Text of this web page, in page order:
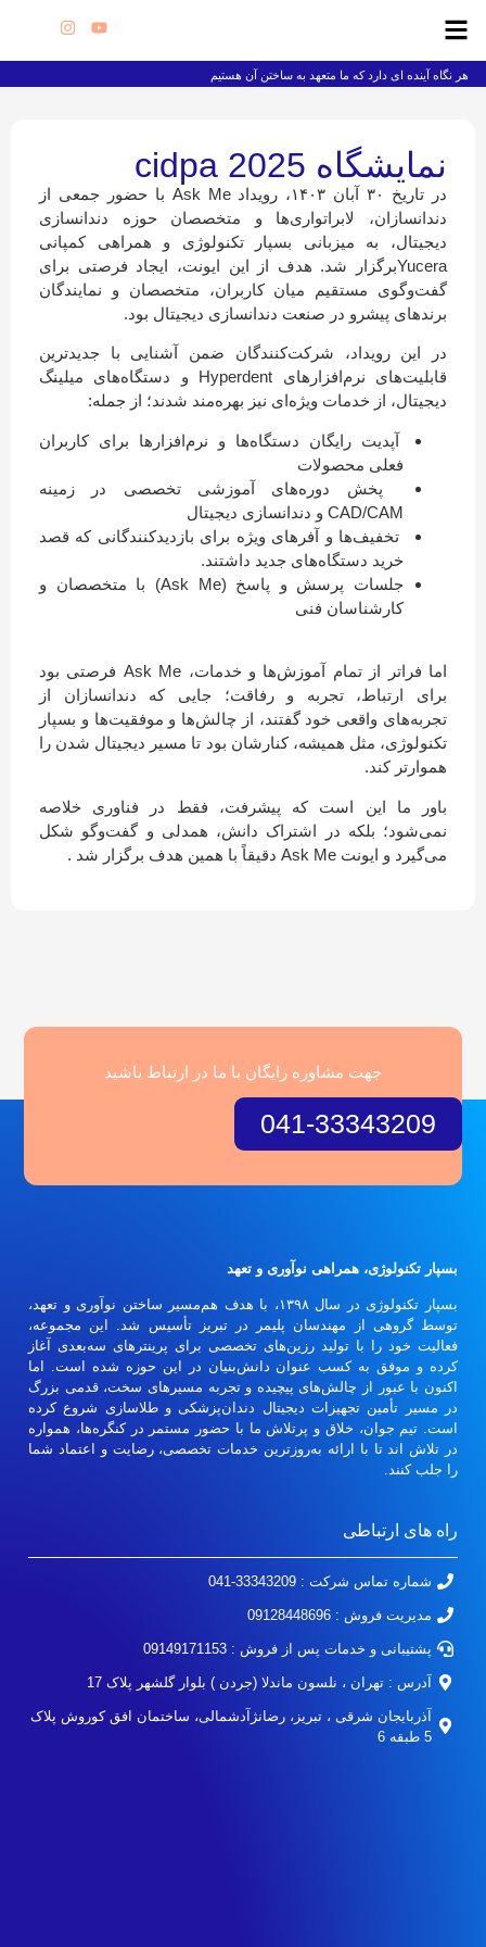
هر نگاه آینده ای دارد که ما متعهد به ساختن آن هستیم
نمایشگاه cidpa 2025
در تاریخ ۳۰ آبان ۱۴۰۳، رویداد Ask Me با حضور جمعی از
دندانسازان، لابراتواری‌ها و متخصصان حوزه دندانسازی
دیجیتال، به میزبانی بسپار تکنولوژی و همراهی کمپانی
Yuceraبرگزار شد. هدف از این ایونت، ایجاد فرصتی برای
گفت‌وگوی مستقیم میان کاربران، متخصصان و نمایندگان
برندهای پیشرو در صنعت دندانسازی دیجیتال بود.
در این رویداد، شرکت‌کنندگان ضمن آشنایی با جدیدترین
قابلیت‌های نرم‌افزارهای Hyperdent و دستگاه‌های میلینگ
دیجیتال، از خدمات ویژه‌ای نیز بهره‌مند شدند؛ از جمله:
آپدیت رایگان دستگاه‌ها و نرم‌افزارها برای کاربران
فعلی محصولات
پخش دوره‌های آموزشی تخصصی در زمینه
CAD/CAM و دندانسازی دیجیتال
تخفیف‌ها و آفرهای ویژه برای بازدیدکنندگانی که قصد
خرید دستگاه‌های جدید داشتند.
جلسات پرسش و پاسخ (Ask Me) با متخصصان و
کارشناسان فنی
اما فراتر از تمام آموزش‌ها و خدمات، Ask Me فرصتی بود
برای ارتباط، تجربه و رفاقت؛ جایی که دندانسازان از
تجربه‌های واقعی خود گفتند، از چالش‌ها و موفقیت‌ها و بسپار
تکنولوژی، مثل همیشه، کنارشان بود تا مسیر دیجیتال شدن را
هموارتر کند.
باور ما این است که پیشرفت، فقط در فناوری خلاصه
نمی‌شود؛ بلکه در اشتراک دانش، همدلی و گفت‌وگو شکل
می‌گیرد و ایونت Ask Me دقیقاً با همین هدف برگزار شد .
جهت مشاوره رایگان با ما در ارتباط باشید
041-33343209
بسپار تکنولوژی، همراهی نوآوری و تعهد
بسپار تکنولوژی در سال ۱۳۹۸، با هدف هم‌مسیر ساختن نوآوری و تعهد،
توسط گروهی از مهندسان پلیمر در تبریز تأسیس شد. این مجموعه،
فعالیت خود را با تولید رزین‌های تخصصی برای پرینترهای سه‌بعدی آغاز
کرده و موفق به کسب عنوان دانش‌بنیان در این حوزه شده است. اما
اکنون با عبور از چالش‌های پیچیده و تجربه مسیرهای سخت، قدمی بزرگ
در مسیر تأمین تجهیزات دیجیتال دندان‌پزشکی و طلاسازی شروع کرده
است. تیم جوان، خلاق و پرتلاش ما با حضور مستمر در کنگره‌ها، همواره
در تلاش اند تا با ارائه به‌روزترین خدمات تخصصی، رضایت و اعتماد شما
را جلب کنند.
راه های ارتباطی
شماره تماس شرکت : 33343209-041
مدیریت فروش : 09128448696
پشتیبانی و خدمات پس از فروش : 09149171153
آدرس : تهران ، نلسون ماندلا (جردن ) بلوار گلشهر پلاک 17
آذربایجان شرقی ، تبریز، رضانژآدشمالی، ساختمان افق کوروش پلاک
5 طبقه 6